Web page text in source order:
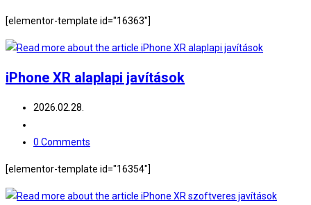
[elementor-template id="16363"]
iPhone XR alaplapi javítások
Post
2026.02.28.
category:
Post
0 Comments
[elementor-template id="16354"]